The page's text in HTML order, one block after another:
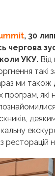
, 30
чергова
УКУ. Від
такі
ми
програм,
ресторацій